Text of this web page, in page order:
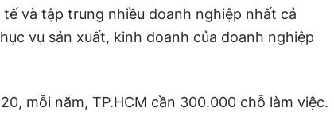
và tập trung nhiều doanh nghiệp nhất cả
vụ sản xuất, kinh doanh của doanh nghiệp
mỗi năm, TP.HCM cần 300.000 chỗ làm việc.